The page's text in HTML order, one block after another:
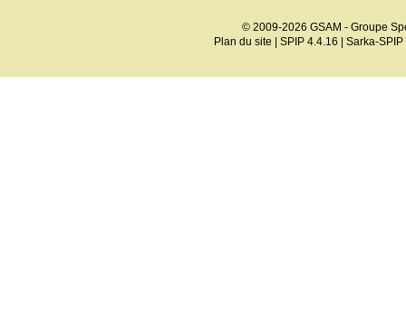
© 2009-2026 GSAM - Groupe
Plan du site
SPIP 4.4.16 Sarka-SPIP